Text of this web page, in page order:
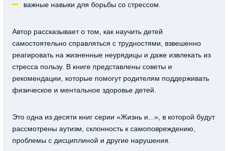
важные навыки для борьбы со стрессом.
Автор рассказывает о том, как научить детей
самостоятельно справляться с трудностями, взвешенно
реагировать на жизненные неурядицы и даже извлекать из
стресса пользу. В книге представлены советы и
рекомендации, которые помогут родителям поддерживать
физическое и ментальное здоровье детей.
Это одна из десяти книг серии «Жизнь и...», в которой будут
рассмотрены аутизм, склонность к самоповреждению,
проблемы с дисциплиной и другие нарушения.